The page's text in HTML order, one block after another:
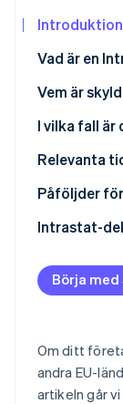
Introduktion
Vad är en
Vad är
Typer av
Vem är
I vilka fall
Vem är
Relevanta
Vilka är
Ifyllande
Påföljder
Intrastat-
Köp av
Köp av
Börja
Om ditt
andra EU-
artikeln går